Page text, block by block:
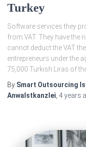
Turkey
Software services they
from VAT. They have the
cannot deduct the VAT
entrepreneurs under the
75,000 Turkish Liras of
By Smart Outsourcing
Anwalstkanzlei 4 years